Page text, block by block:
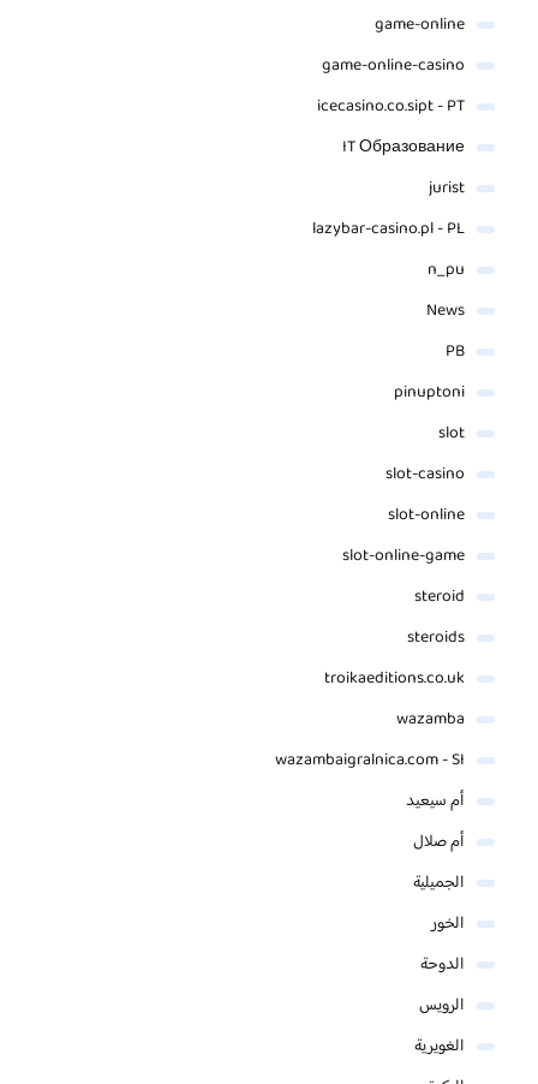
game-online
game-online-casino
icecasino.co.sipt - PT
IT Образование
jurist
lazybar-casino.pl - PL
n_pu
News
PB
pinuptoni
slot
slot-casino
slot-online
slot-online-game
steroid
steroids
troikaeditions.co.uk
wazamba
wazambaigralnica.com - SI
أم سيعيد
أم صلال
الجميلية
الخور
الدوحة
الرويس
الغويرية